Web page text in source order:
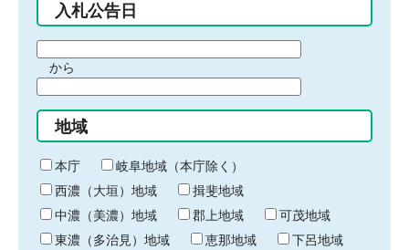
入札公告日
間
始
り
から
間
終
わ
り
地域
本庁
岐阜地域（本庁除く）
西濃（大垣）地域
揖斐地域
中濃（美濃）地域
郡上地域
可茂地域
東濃（多治見）地域
恵那地域
下呂地域